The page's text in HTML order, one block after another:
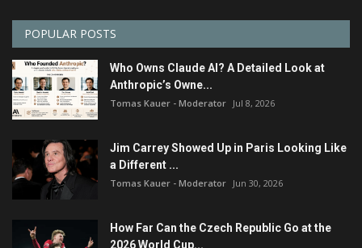
POPULAR POSTS
Who Owns Claude AI? A Detailed Look at
Anthropic’s Owne...
Tomas Kauer - Moderator Jul 8, 2026
Jim Carrey Showed Up in Paris Looking Like
a Different ...
Tomas Kauer - Moderator Jun 30, 2026
How Far Can the Czech Republic Go at the
2026 World Cup...